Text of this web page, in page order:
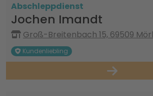
Abschleppdienst
Jochen Imandt
Groß-Breitenbach 15, 69509
Kundenliebling